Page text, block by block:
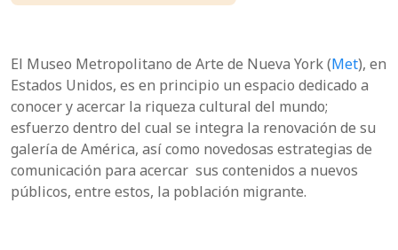
El Museo Metropolitano de Arte de Nueva York (Met), en
Estados Unidos, es en principio un espacio dedicado a
conocer y acercar la riqueza cultural del mundo;
esfuerzo dentro del cual se integra la renovación de su
galería de América, así como novedosas estrategias de
comunicación para acercar sus contenidos a nuevos
públicos, entre estos, la población migrante.